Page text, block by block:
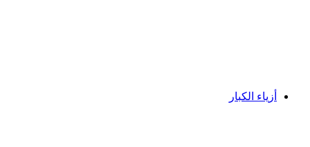
أزياء الكبار